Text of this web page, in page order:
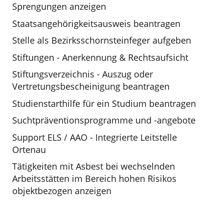
Sprengungen anzeigen
Staatsangehörigkeitsausweis beantragen
Stelle als Bezirksschornsteinfeger aufgeben
Stiftungen - Anerkennung & Rechtsaufsicht
Stiftungsverzeichnis - Auszug oder
Vertretungsbescheinigung beantragen
Studienstarthilfe für ein Studium beantragen
Suchtpräventionsprogramme und -angebote
Support ELS / AAO - Integrierte Leitstelle
Ortenau
Tätigkeiten mit Asbest bei wechselnden
Arbeitsstätten im Bereich hohen Risikos
objektbezogen anzeigen